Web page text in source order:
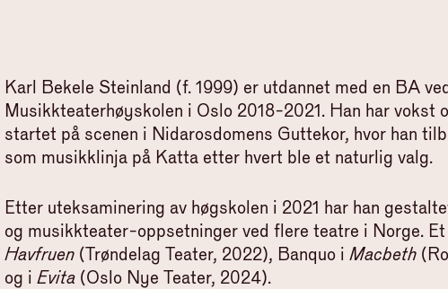
Karl Bekele Steinland (f. 1999) er utdannet med en BA
Musikkteaterhøyskolen i Oslo 2018-2021. Han har vokst
startet på scenen i Nidarosdomens Guttekor, hvor han
som musikklinja på Katta etter hvert ble et naturlig valg.
Etter uteksaminering av høgskolen i 2021 har han
og musikkteater-oppsetninger ved flere teatre i Norge.
Havfruen (Trøndelag Teater, 2022), Banquo i Macbeth
og i Evita (Oslo Nye Teater, 2024).